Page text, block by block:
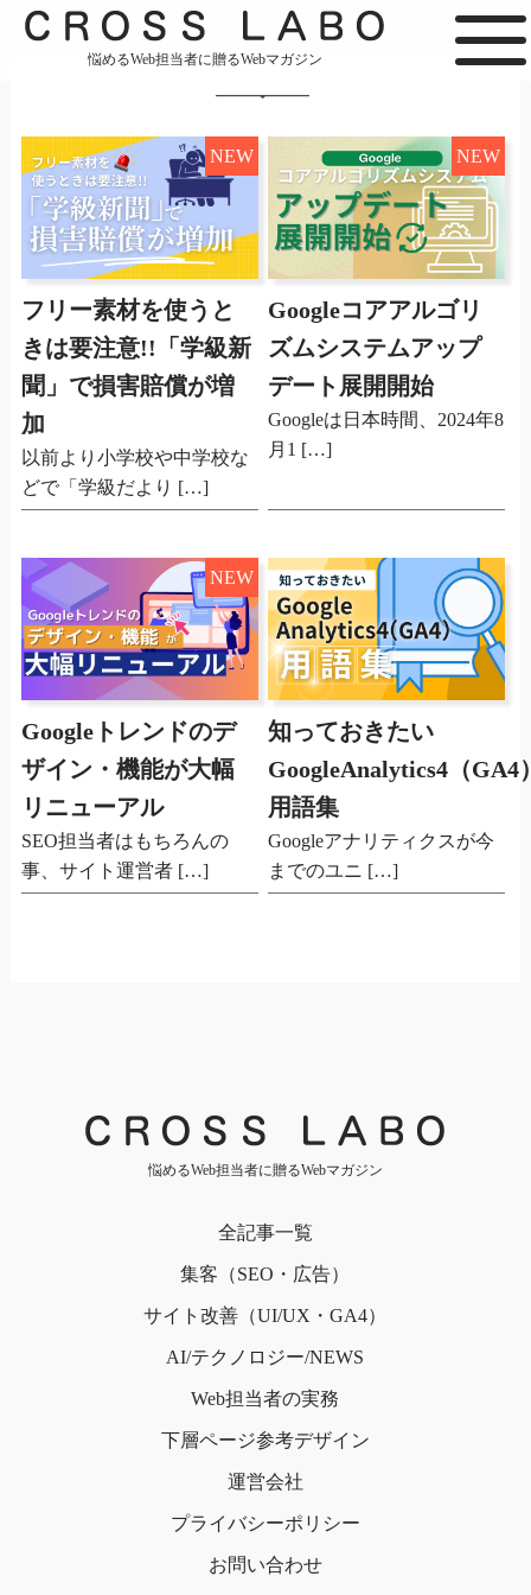
悩めるWeb担当者に贈るWebマガジン
NEW
フリー素材を使うと
きは要注意!!「学級新
聞」で損害賠償が増
加
以前より小学校や中学校な
どで「学級だより […]
NEW
Googleコアアルゴリ
ズムシステムアップ
デート展開開始
Googleは日本時間、2024年8
月1 […]
NEW
Googleトレンドのデ
ザイン・機能が大幅
リニューアル
SEO担当者はもちろんの
事、サイト運営者 […]
知っておきたい
GoogleAnalytics4（GA4
用語集
Googleアナリティクスが今
までのユニ […]
悩めるWeb担当者に贈るWebマガジン
全記事一覧
集客（SEO・広告）
サイト改善（UI/UX・GA4）
AI/テクノロジー/NEWS
Web担当者の実務
下層ページ参考デザイン
運営会社
プライバシーポリシー
お問い合わせ